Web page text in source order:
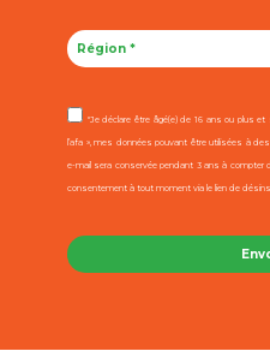
"Je déclare être âgé(e) de 16 ans ou plus
l’afa », mes données pouvant être utilisées à
e-mail sera conservée pendant 3 ans à compter
consentement à tout moment via le lien de